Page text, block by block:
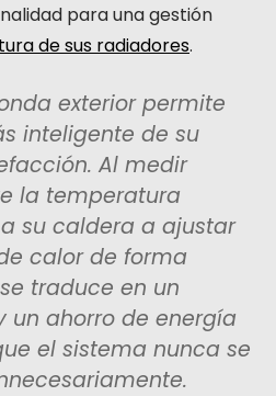
para una gestión
de sus radiadores.
exterior permite
inteligente de su
Al medir
la temperatura
su caldera a ajustar
calor de forma
traduce en un
un ahorro de energía
el sistema nunca se